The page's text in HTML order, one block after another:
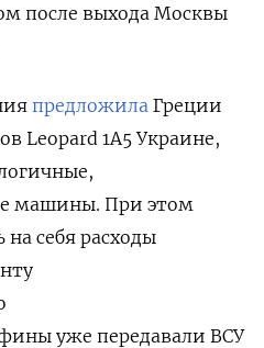
после выхода Москвы
предложила Греции
Leopard 1A5 Украине,
машины. При этом
себя расходы
уже передавали ВСУ